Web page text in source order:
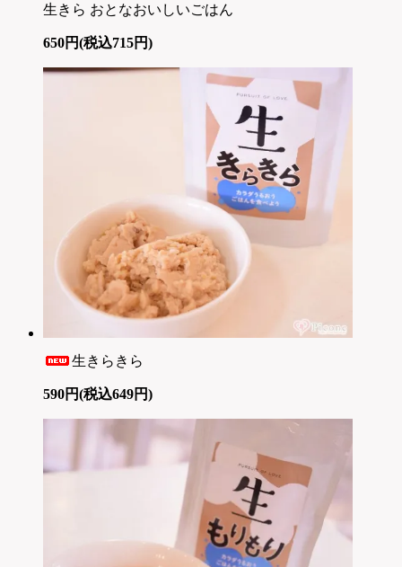
生きら おとなおいしいごはん
650円(税込715円)
生きらきら
590円(税込649円)